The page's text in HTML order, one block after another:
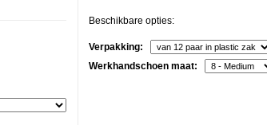
Beschikbare opties:
Verpakking:
Werkhandschoen maat: